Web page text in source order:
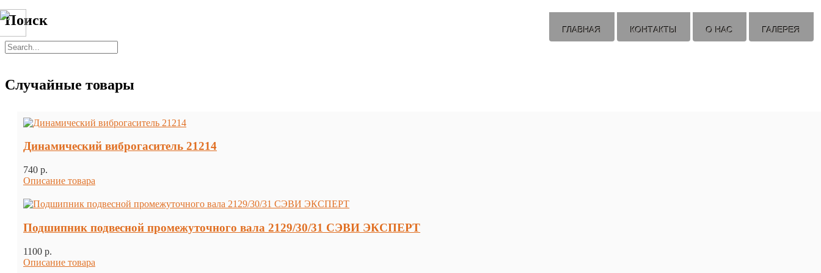
ГЛАВНАЯ КОНТАКТЫ О НАС ГАЛЕРЕЯ
Поиск
Случайные товары
Динамический виброгаситель 21214
740 p.
Описание товара
Подшипник подвесной промежуточного вала 2129/30/31 СЭВИ ЭКСПЕРТ
1100 p.
Описание товара